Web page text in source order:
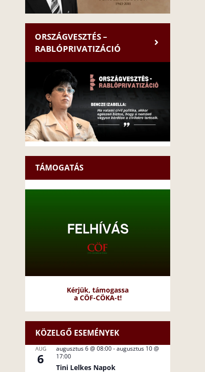
ORSZÁGVESZTÉS –
RABLÓPRIVATIZÁCIÓ
TÁMOGATÁS
Kérjük, támogassa
a CÖF-CÖKA-t!
KÖZELGŐ ESEMÉNYEK
AUG
6
augusztus 6 @ 08:00-augusztus 10 @
17:00
Tini Lelkes Napok